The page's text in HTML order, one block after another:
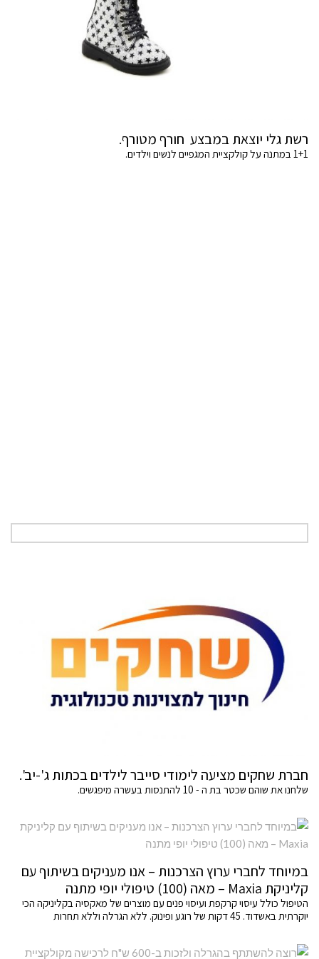
רשת גלי יוצאת במבצע חורף מטורף.
1+1 במתנה על קולקציית המגפיים לנשים וילדים.
חברת שחקים מציעה לימודי סייבר לילדים בכתות ג'-יב'.
שלחנו את שוהם שכטר בת ה - 10 להתנסות בעשרה מיפגשים.
במיוחד לחברי ערוץ הצרכנות – אנו מעניקים בשיתוף עם
קליניקת Maxia – מאה (100) טיפולי יופי מתנה
הטיפול כולל עיסוי קרקפת ועיסוי פנים עם מוצרים של מאקסיה בקליניקה הכי
יוקרתית באשדוד. 45 דקות של רוגע ופינוק. ללא הגרלה וללא תחרות